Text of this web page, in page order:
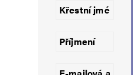
Uložit do prohlížeče jméno, e-
Informujte mě o nových komentářích e-